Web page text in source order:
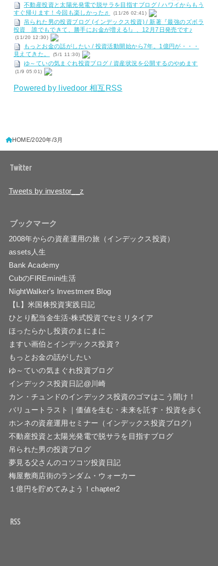
不動産投資と太陽光発電で脱サラを目指すブログ / ハワイからもう
すぐ帰ります！今回も楽しかった♬
(11/26 02:41)
吊られた男の投資ブログ (インデックス投資) / 新著『最強のズボラ
投資 誰でもできて、勝手にお金が増える!』、12月7日発売です♪
(11/20 12:30)
もっとお金の話がしたい / 投資活動開始から7年。1億円が・・・
見えてきた。
(5/1 11:30)
ゆ～ていの気まぐれ投資ブログ / 資産状況を公開するのやめます
(1/9 05:01)
Powered by livedoor 相互RSS
HOME 2020年 3月
Twitter
Tweets by investor__z
ブックマーク
2008年からの資産運用の旅（インデックス投資）
assets人生
Bank Academy
CubのFIREmini生活
NightWalker's Investment Blog
【L】米国株投資実践日記
ひとり配当金生活-株式投資でセミリタイア
ほったらかし投資のまにまに
ますい画伯とインデックス投資？
もっとお金の話がしたい
ゆ～ていの気まぐれ投資ブログ
インデックス投資日記@川崎
カン・チュンドのインデックス投資のゴマはこう開け！
バリュートラスト｜価値を生む・未来を託す・投資を歩く
ホンネの資産運用セミナー（インデックス投資ブログ）
不動産投資と太陽光発電で脱サラを目指すブログ
吊られた男の投資ブログ
夢見る父さんのコツコツ投資日記
梅屋敷商店街のランダム・ウォーカー
１億円を貯めてみよう！chapter2
RSS